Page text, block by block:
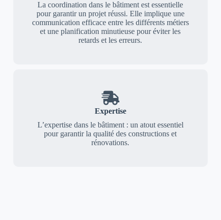
La coordination dans le bâtiment est essentielle
pour garantir un projet réussi. Elle implique une
communication efficace entre les différents métiers
et une planification minutieuse pour éviter les
retards et les erreurs.
Expertise
L’expertise dans le bâtiment : un atout essentiel
pour garantir la qualité des constructions et
rénovations.